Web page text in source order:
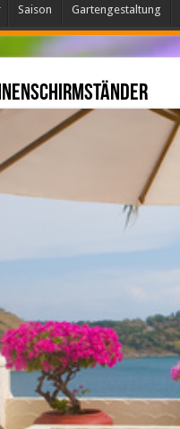
Saison Gartengestaltung